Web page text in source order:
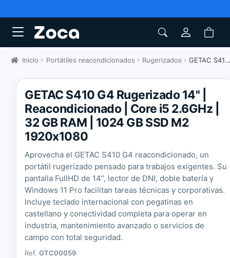
Inicio Portátiles reacondicionados Rugerizados GETAC S410 G4 Rugerizado 14"
GETAC S410 G4 Rugerizado 14'' |
Reacondicionado | Core i5 2.6GHz |
32 GB RAM | 1024 GB SSD M2
1920x1080
Aprovecha el GETAC S410 G4 reacondicionado, un
portátil rugerizado pensado para trabajos exigentes. Su
pantalla FullHD de 14”, lector de DNI, doble batería y
Windows 11 Pro facilitan tareas técnicas y corporativas.
Incluye teclado internacional con pegatinas en
castellano y conectividad completa para operar en
industria, mantenimiento avanzado o servicios de
campo con total seguridad.
Ref.GTC00059